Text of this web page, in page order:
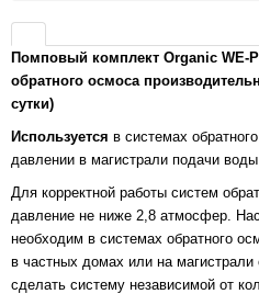
Помповый комплект Organic WE-
обратного осмоса
сутки)
Используется в системах
давлении в магистрали подачи
Для корректной работы систем
давление не ниже 2,8 атмосфер.
необходим в системах обратного
в частных домах или на
сделать систему независимой от